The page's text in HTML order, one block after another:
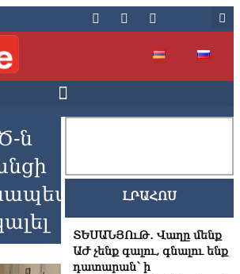
ն
ԼՐԱՀՈՍ
ՏԵՍԱՆՅՈւԹ․ Վաղը մենք
ԱԺ չենք գալու, գնալու ենք
դատարան՝ ի